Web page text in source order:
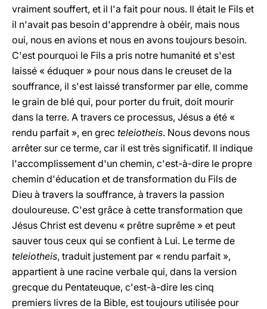
vraiment souffert, et il l'a fait pour nous. Il était le Fils et
il n'avait pas besoin d'apprendre à obéir, mais nous
oui, nous en avions et nous en avons toujours besoin.
C'est pourquoi le Fils a pris notre humanité et s'est
laissé « éduquer » pour nous dans le creuset de la
souffrance, il s'est laissé transformer par elle, comme
le grain de blé qui, pour porter du fruit, doit mourir
dans la terre. A travers ce processus, Jésus a été «
rendu parfait », en grec teleiotheis. Nous devons nous
arrêter sur ce terme, car il est très significatif. Il indique
l'accomplissement d'un chemin, c'est-à-dire le propre
chemin d'éducation et de transformation du Fils de
Dieu à travers la souffrance, à travers la passion
douloureuse. C'est grâce à cette transformation que
Jésus Christ est devenu « prêtre suprême » et peut
sauver tous ceux qui se confient à Lui. Le terme de
teleiotheis, traduit justement par « rendu parfait »,
appartient à une racine verbale qui, dans la version
grecque du Pentateuque, c'est-à-dire les cinq
premiers livres de la Bible, est toujours utilisée pour